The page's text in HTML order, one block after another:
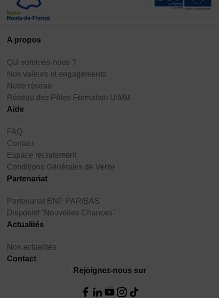
A propos
Qui sommes-nous ?
Nos valeurs et engagements
Notre réseau
Réseau des Pôles Formation UIMM
Aide
FAQ
Contact
Espace recrutement
Conditions Générales de Vente
Partenariat
Partenariat BNP PARIBAS
Dispositif "Nouvelles Chances"
Actualités
Nos actualités
Contact
Rejoignez-nous sur